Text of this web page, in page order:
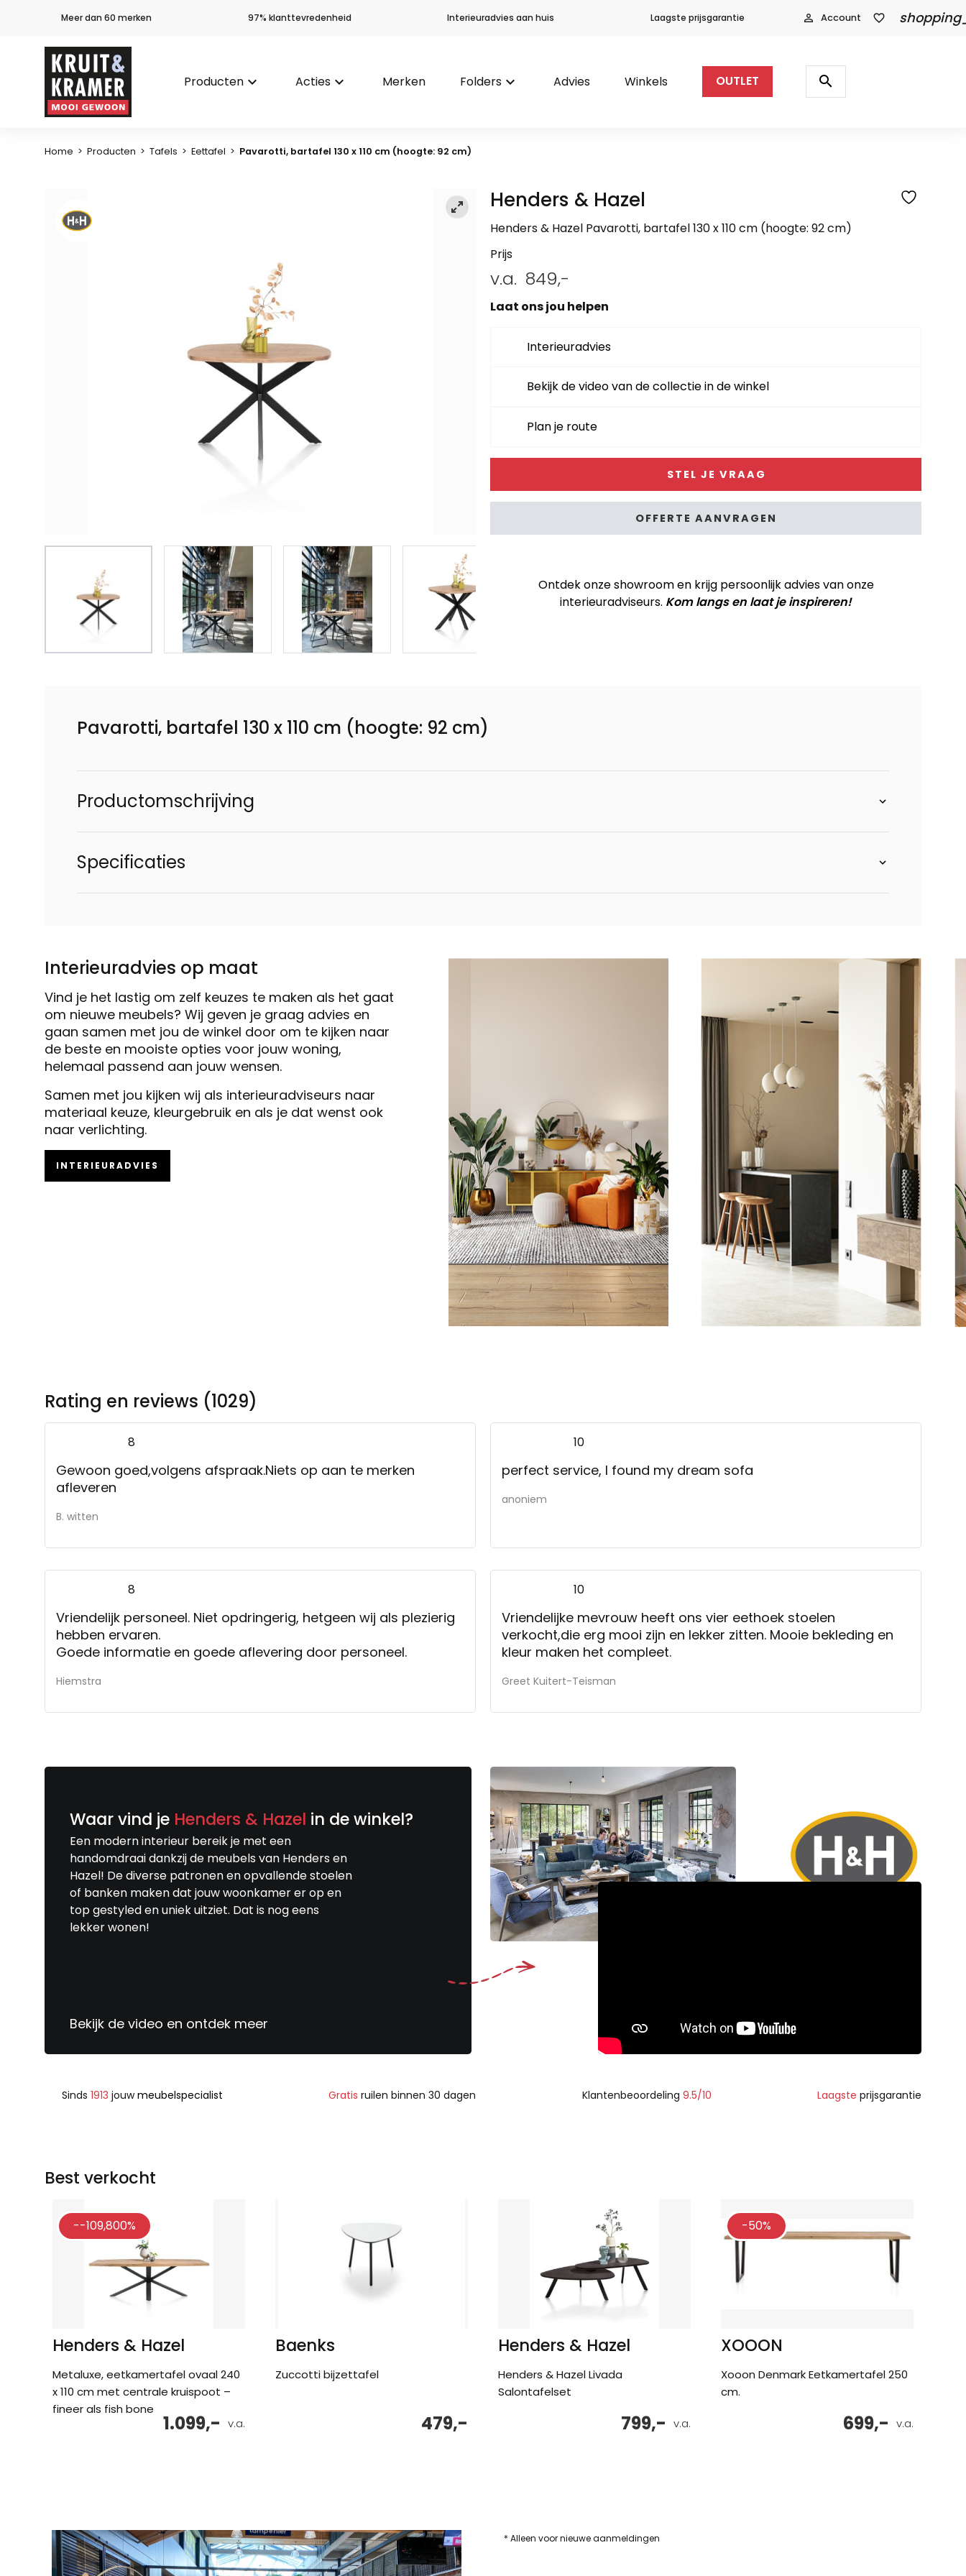
Meer dan 60 merken 97% klanttevredenheid Interieuradvies aan huis Laagste prijsgarantie person_outline Account favorite_border
Producten keyboard_arrow_down Acties keyboard_arrow_down Merken Folders keyboard_arrow_down Advies Winkels OUTLET
Producten
zoeken
search
Home > Producten > Tafels > Eettafel > Pavarotti, bartafel 130 x 110 cm (hoogte: 92 cm)
Henders & Hazel
Henders & Hazel Pavarotti, bartafel 130 x 110 cm (hoogte: 92 cm)
Prijs
v.a. 849,-
Laat ons jou helpen
Interieuradvies
Bekijk de video van de collectie in de winkel
Plan je route
STEL JE VRAAG
OFFERTE AANVRAGEN
Ontdek onze showroom en krijg persoonlijk advies van onze
interieuradviseurs. Kom langs en laat je inspireren!
Pavarotti, bartafel 130 x 110 cm (hoogte: 92 cm)
Productomschrijving
Specificaties
Interieuradvies op maat
Vind je het lastig om zelf keuzes te maken als het gaat
om nieuwe meubels? Wij geven je graag advies en
gaan samen met jou de winkel door om te kijken naar
de beste en mooiste opties voor jouw woning,
helemaal passend aan jouw wensen.
Samen met jou kijken wij als interieuradviseurs naar
materiaal keuze, kleurgebruik en als je dat wenst ook
naar verlichting.
INTERIEURADVIES
Rating en reviews (1029)
8
Gewoon goed,volgens afspraak.Niets op aan te merken
afleveren
B. witten
10
perfect service, I found my dream sofa
anoniem
8
Vriendelijk personeel. Niet opdringerig, hetgeen wij als plezierig
hebben ervaren.
Goede informatie en goede aflevering door personeel.
Hiemstra
10
Vriendelijke mevrouw heeft ons vier eethoek stoelen
verkocht,die erg mooi zijn en lekker zitten. Mooie bekleding en
kleur maken het compleet.
Greet Kuitert-Teisman
Waar vind je Henders & Hazel in de winkel?
Een modern interieur bereik je met een
handomdraai dankzij de meubels van Henders en
Hazel! De diverse patronen en opvallende stoelen
of banken maken dat jouw woonkamer er op en
top gestyled en uniek uitziet. Dat is nog eens
lekker wonen!
Bekijk de video en ontdek meer
Sinds 1913 jouwmeubelspecialist Gratis ruilen binnen 30 dagen Klantenbeoordeling 9.5/10 Laagste prijsgarantie
Best verkocht
--109,800%
Henders & Hazel
Metaluxe, eetkamertafel ovaal 240
x 110 cm met centrale kruispoot –
fineer als fish bone
v.a.
1.099,-
Baenks
Zuccotti bijzettafel
479,-
Henders & Hazel
Henders & Hazel Livada
Salontafelset
v.a.
799,-
-50%
XOOON
Xooon Denmark Eetkamertafel 250
cm.
v.a.
699,-
* Alleen voor nieuwe aanmeldingen